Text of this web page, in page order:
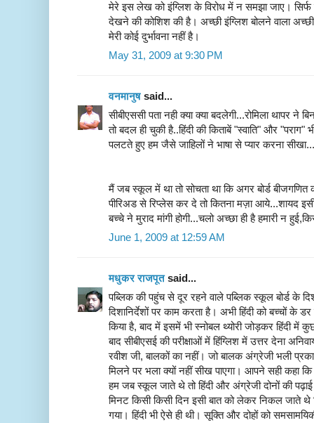
मेरे इस लेख को इंग्लिश के विरोध में न समझा जाए।
देखने की कोशिश की है। अच्छी इंग्लिश बोलने वाला
मेरी कोई दुर्भावना नहीं है।
May 31, 2009 at 9:30 PM
वनमानुष said...
सीबीएससी पता नही क्या क्या बदलेगी...रोमिला थापर ने
तो बदल ही चुकी है..हिंदी की किताबें "स्वाति" और
पलटते हुए हम जैसे जाहिलों ने भाषा से प्यार करना सीखा...
मैं जब स्कूल में था तो सोचता था कि अगर बोर्ड बीजगणित
पीरिअड से रिप्लेस कर दे तो कितना मज़ा आये...शायद
बच्चे ने मुराद मांगी होगी...चलो अच्छा ही है हमारी न
June 1, 2009 at 12:59 AM
मधुकर राजपूतsaid...
पब्लिक की पहुंच से दूर रहने वाले पब्लिक स्कूल बोर्ड के
दिशानिर्देशों पर काम करता है। अभी हिंदी को बच्चों के
किया है, बाद में इसमें भी स्नोबल थ्योरी जोड़कर हिंदी
बाद सीबीएसई की परीक्षाओं में हिंग्लिश में उत्तर देना
रवीश जी, बालकों का नहीं। जो बालक अंग्रेजी भली
मिलने पर भला क्यों नहीं सीख पाएगा। आपने सही कहा
हम जब स्कूल जाते थे तो हिंदी और अंग्रेजी दोनों की
मिनट किसी किसी दिन इसी बात को लेकर निकल जाते थे
गया। हिंदी भी ऐसे ही थी। सूक्ति और दोहों को